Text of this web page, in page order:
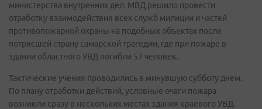
министерства внутренних дел. МВД решило провести
отработку взаимодействия всех служб милиции и частей
противопожарной охраны на подобных объектах после
потрясшей страну самарской трагедии, где при пожаре в
здании областного УВД погибли 57 человек.
Тактические учения проводились в минувшую субботу днем.
По плану отработки действий, условные очаги пожара
возникли сразу в нескольких местах здания краевого УВД.